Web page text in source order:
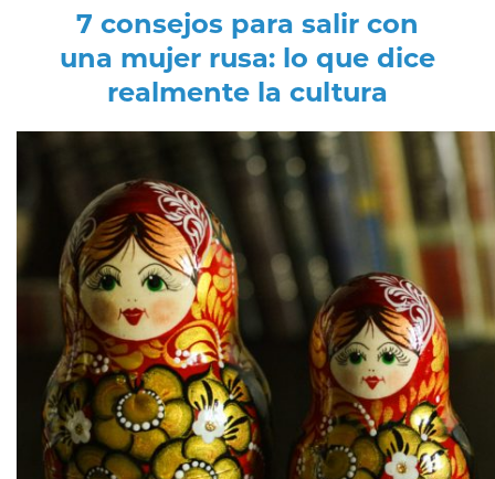
7 consejos para salir con
una mujer rusa: lo que dice
realmente la cultura